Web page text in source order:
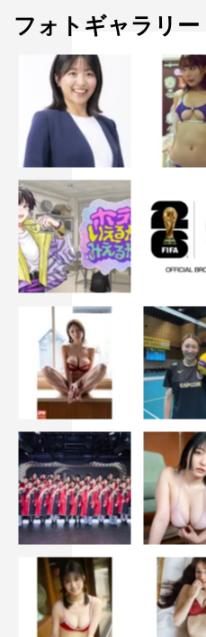
©さくらプロダクション/日本
フォトギャラリー